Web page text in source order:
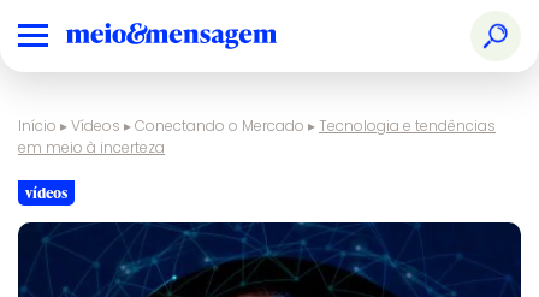
Início ▸Vídeos ▸Conectando o Mercado ▸ Tecnologia e tendências
em meio à incerteza
vídeos